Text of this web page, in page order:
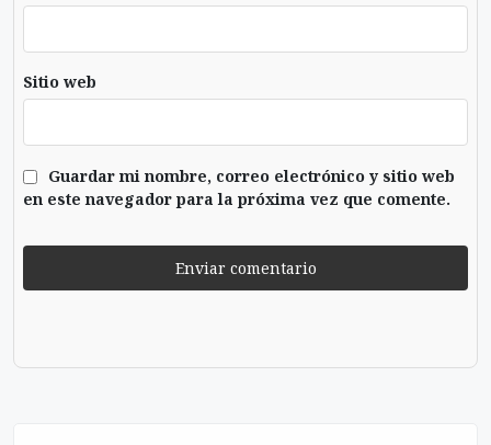
Sitio web
Guardar mi nombre, correo electrónico y sitio web
en este navegador para la próxima vez que comente.